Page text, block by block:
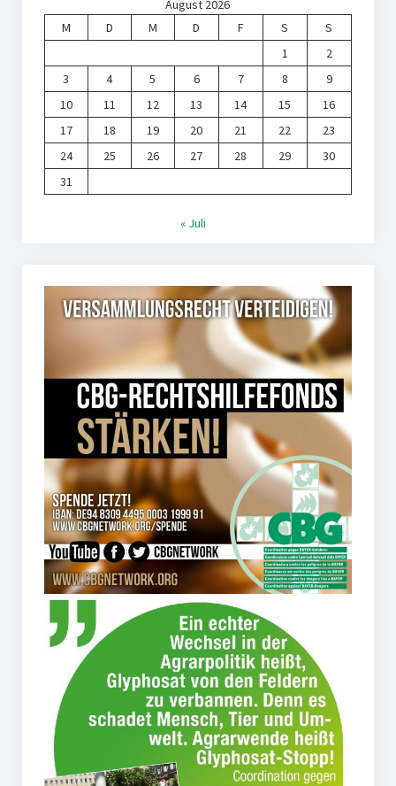
August 2026
M
D M D F S
S
1
2
3
4 5 6 7 8
9
10
11 12 13 14 15
16
17
18 19 20 21 22
23
24
25 26 27 28 29
30
31
« Juli